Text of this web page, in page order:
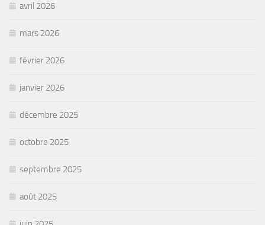
avril 2026
mars 2026
février 2026
janvier 2026
décembre 2025
octobre 2025
septembre 2025
août 2025